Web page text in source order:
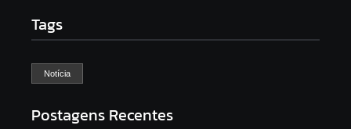
Tags
Notícia
Postagens Recentes